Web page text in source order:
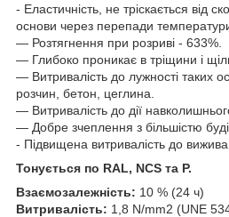
- Еластичність, не тріскається від
основи через перепади
— Розтягнення при розриві - 633%.
— Глибоко проникає в тріщини і
— Витривалість до лужності таких
розчин, бетон, цеглина.
— Витривалість до дії
— Добре зчеплення з більшістю
- Підвищена витривалість до
Тонується по RAL, NCS та Р.
Взаємозалежність: 10 % (24 ч)
Витривалість: 1,8 N/mm2 (UNE